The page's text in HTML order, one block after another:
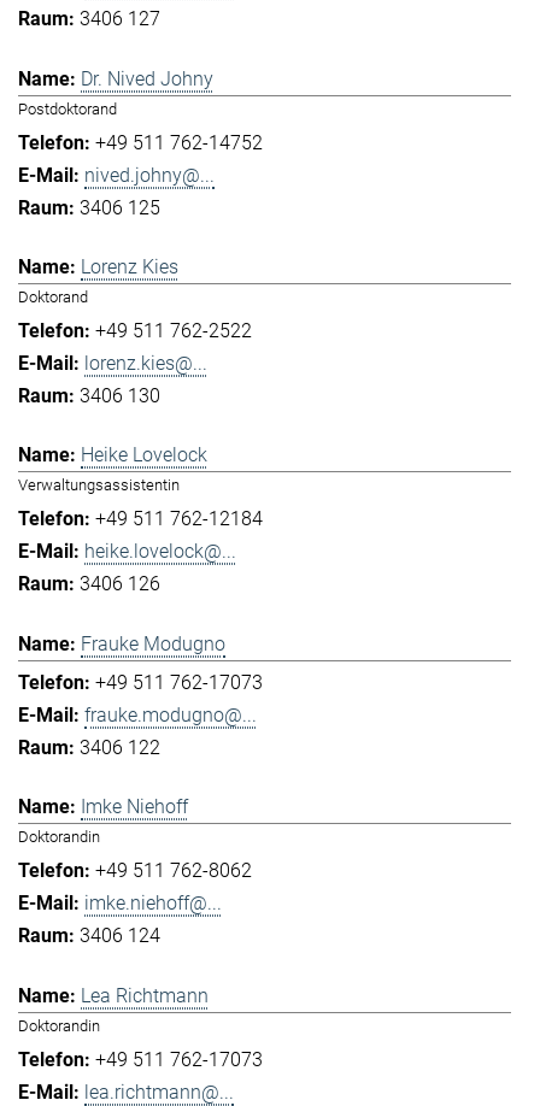
3406 127
Dr. Nived Johny
Postdoktorand
+49 511 762-14752
nived.johny@...
3406 125
Lorenz Kies
Doktorand
+49 511 762-2522
lorenz.kies@...
3406 130
Heike Lovelock
Verwaltungsassistentin
+49 511 762-12184
heike.lovelock@...
3406 126
Frauke Modugno
+49 511 762-17073
frauke.modugno@...
3406 122
Imke Niehoff
Doktorandin
+49 511 762-8062
imke.niehoff@...
3406 124
Lea Richtmann
Doktorandin
+49 511 762-17073
lea.richtmann@...